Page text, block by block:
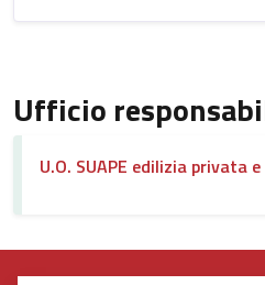
Ufficio
U.O. SUAPE edilizia privata